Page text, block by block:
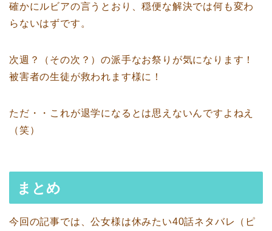
確かにルビアの言うとおり、穏便な解決では何も変わ
らないはずです。
次週？（その次？）の派手なお祭りが気になります！
被害者の生徒が救われます様に！
ただ・・これが退学になるとは思えないんですよねえ
（笑）
まとめ
今回の記事では、公女様は休みたい40話ネタバレ（ピ